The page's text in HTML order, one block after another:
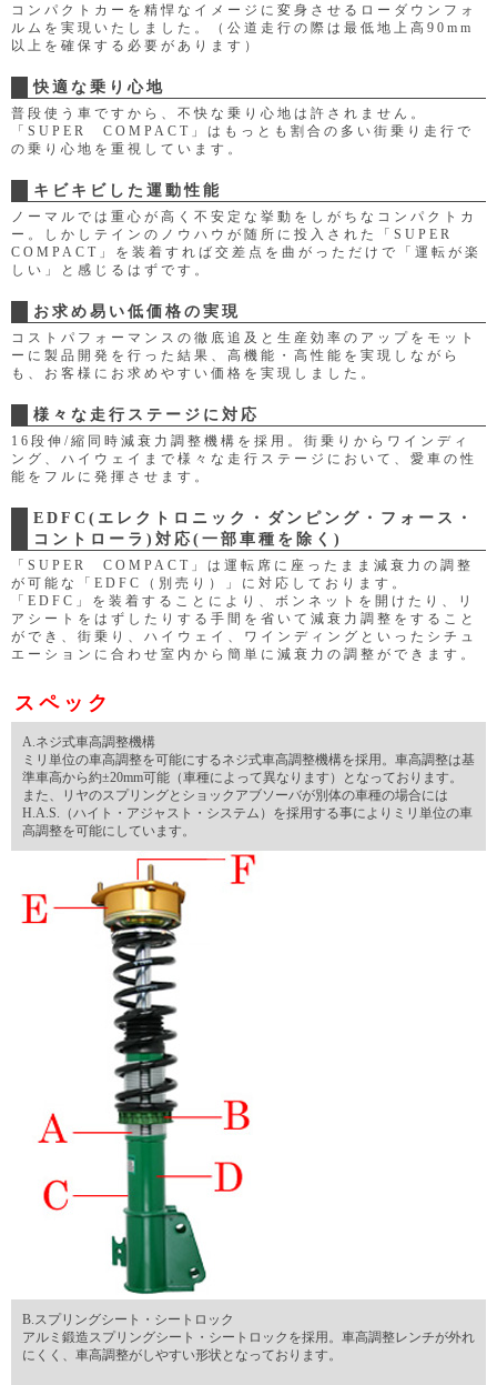
コンパクトカーを精悍なイメージに変身させるローダウンフォ
ルムを実現いたしました。（公道走行の際は最低地上高90mm
以上を確保する必要があります）
快適な乗り心地
普段使う車ですから、不快な乗り心地は許されません。
「SUPER COMPACT」はもっとも割合の多い街乗り走行で
の乗り心地を重視しています。
キビキビした運動性能
ノーマルでは重心が高く不安定な挙動をしがちなコンパクトカ
ー。しかしテインのノウハウが随所に投入された「SUPER
COMPACT」を装着すれば交差点を曲がっただけで「運転が楽
しい」と感じるはずです。
お求め易い低価格の実現
コストパフォーマンスの徹底追及と生産効率のアップをモット
ーに製品開発を行った結果、高機能・高性能を実現しながら
も、お客様にお求めやすい価格を実現しました。
様々な走行ステージに対応
16段伸/縮同時減衰力調整機構を採用。街乗りからワインディ
ング、ハイウェイまで様々な走行ステージにおいて、愛車の性
能をフルに発揮させます。
EDFC(エレクトロニック・ダンピング・フォース・
コントローラ)対応(一部車種を除く)
「SUPER COMPACT」は運転席に座ったまま減衰力の調整
が可能な「EDFC（別売り）」に対応しております。
「EDFC」を装着することにより、ボンネットを開けたり、リ
アシートをはずしたりする手間を省いて減衰力調整をすること
ができ、街乗り、ハイウェイ、ワインディングといったシチュ
エーションに合わせ室内から簡単に減衰力の調整ができます。
スペック
A.ネジ式車高調整機構
ミリ単位の車高調整を可能にするネジ式車高調整機構を採用。車高調整は基
準車高から約±20mm可能（車種によって異なります）となっております。
また、リヤのスプリングとショックアブソーバが別体の車種の場合には
H.A.S.（ハイト・アジャスト・システム）を採用する事によりミリ単位の車
高調整を可能にしています。
B.スプリングシート・シートロック
アルミ鍛造スプリングシート・シートロックを採用。車高調整レンチが外れ
にくく、車高調整がしやすい形状となっております。